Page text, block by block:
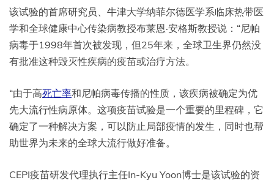
该试验的首席研究员、牛津大学纳菲尔德医学系临床热带医
学和全球健康中心传染病教授布莱恩·安格斯教授说：“尼帕
病毒于1998年首次被发现，但25年来，全球卫生界仍然没
有批准这种毁灭性疾病的疫苗或治疗方法。
“由于高死亡率和尼帕病毒传播的性质，该疾病被确定为优
先大流行性病原体。这项疫苗试验是一个重要的里程碑，它
确定了一种解决方案，可以防止局部疫情的发生，同时也帮
助世界为未来的全球大流行做好准备。
CEPI疫苗研发代理执行主任In-Kyu Yoon博士是该试验的资